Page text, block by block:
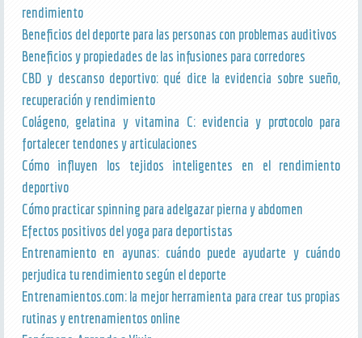
rendimiento
Beneficios del deporte para las personas con problemas auditivos
Beneficios y propiedades de las infusiones para corredores
CBD y descanso deportivo: qué dice la evidencia sobre sueño,
recuperación y rendimiento
Colágeno, gelatina y vitamina C: evidencia y protocolo para
fortalecer tendones y articulaciones
Cómo influyen los tejidos inteligentes en el rendimiento
deportivo
Cómo practicar spinning para adelgazar pierna y abdomen
Efectos positivos del yoga para deportistas
Entrenamiento en ayunas: cuándo puede ayudarte y cuándo
perjudica tu rendimiento según el deporte
Entrenamientos.com: la mejor herramienta para crear tus propias
rutinas y entrenamientos online